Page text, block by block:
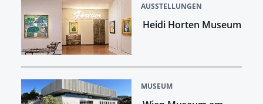
AUSSTELLUNGEN
Heidi Horten Museum
MUSEUM